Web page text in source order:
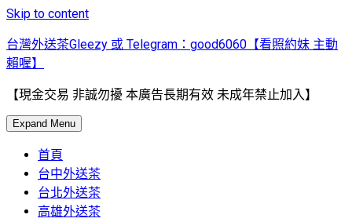
Skip to content
台灣外送茶Gleezy 或 Telegram：good6060【看照約妹 主動
賴喔】
【現金交易 非誠勿擾 本廣告長期有效 未成年禁止加入】
Expand Menu
首頁
台中外送茶
台北外送茶
高雄外送茶